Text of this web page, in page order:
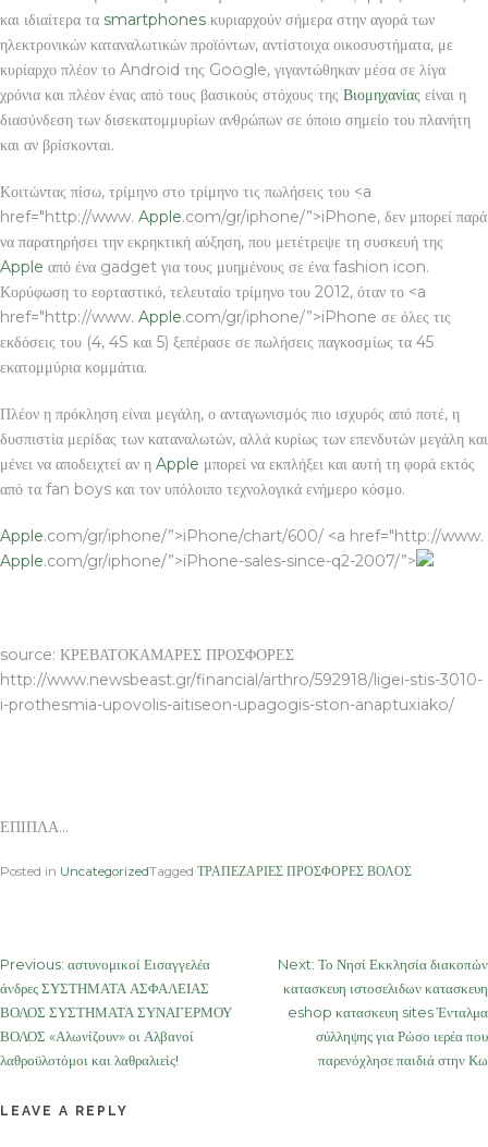
και ιδιαίτερα τα smartphones κυριαρχούν σήμερα στην αγορά των
ηλεκτρονικών καταναλωτικών προϊόντων, αντίστοιχα οικοσυστήματα, με
κυρίαρχο πλέον το Android της Google, γιγαντώθηκαν μέσα σε λίγα
χρόνια και πλέον ένας από τους βασικούς στόχους της Βιομηχανίας είναι η
διασύνδεση των δισεκατομμυρίων ανθρώπων σε όποιο σημείο του πλανήτη
και αν βρίσκονται.
Κοιτώντας πίσω, τρίμηνο στο τρίμηνο τις πωλήσεις του <a
href="http://www. Apple.com/gr/iphone/”>iPhone, δεν μπορεί παρά
να παρατηρήσει την εκρηκτική αύξηση, που μετέτρεψε τη συσκευή της
Apple από ένα gadget για τους μυημένους σε ένα fashion icon.
Κορύφωση το εορταστικό, τελευταίο τρίμηνο του 2012, όταν το <a
href="http://www. Apple.com/gr/iphone/”>iPhone σε όλες τις
εκδόσεις του (4, 4S και 5) ξεπέρασε σε πωλήσεις παγκοσμίως τα 45
εκατομμύρια κομμάτια.
Πλέον η πρόκληση είναι μεγάλη, ο ανταγωνισμός πιο ισχυρός από ποτέ, η
δυσπιστία μερίδας των καταναλωτών, αλλά κυρίως των επενδυτών μεγάλη και
μένει να αποδειχτεί αν η Apple μπορεί να εκπλήξει και αυτή τη φορά εκτός
από τα fan boys και τον υπόλοιπο τεχνολογικά ενήμερο κόσμο.
Apple.com/gr/iphone/”>iPhone/chart/600/ <a href="http://www.
Apple.com/gr/iphone/”>iPhone-sales-since-q2-2007/”>
source: ΚΡΕΒΑΤΟΚΑΜΑΡΕΣ ΠΡΟΣΦΟΡΕΣ
http://www.newsbeast.gr/financial/arthro/592918/ligei-stis-3010-
i-prothesmia-upovolis-aitiseon-upagogis-ston-anaptuxiako/
ΕΠΙΠΛΑ…
Posted in UncategorizedTagged ΤΡΑΠΕΖΑΡΙΕΣ ΠΡΟΣΦΟΡΕΣ ΒΟΛΟΣ
Post
navigation
Previous: αστυνομικοί Εισαγγελέα
άνδρες ΣΥΣΤΗΜΑΤΑ ΑΣΦΑΛΕΙΑΣ
ΒΟΛΟΣ ΣΥΣΤΗΜΑΤΑ ΣΥΝΑΓΕΡΜΟΥ
ΒΟΛΟΣ «Αλωνίζουν» οι Αλβανοί
λαθροϋλοτόμοι και λαθραλιείς!
Next: Το Νησί Εκκλησία διακοπών
κατασκευη ιστοσελιδων κατασκευη
eshop κατασκευη sites Ένταλμα
σύλληψης για Ρώσο ιερέα που
παρενόχλησε παιδιά στην Κω
LEAVE A REPLY